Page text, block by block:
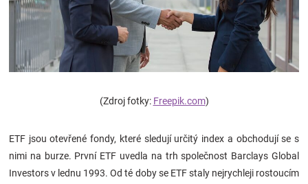
děti
Těhotenské
Značky
(Zdroj fotky: Freepik.com)
ETF jsou otevřené fondy, které sledují určitý index a obchodují se s
nimi na burze. První ETF uvedla na trh společnost Barclays Global
Investors v lednu 1993. Od té doby se ETF staly nejrychleji rostoucím